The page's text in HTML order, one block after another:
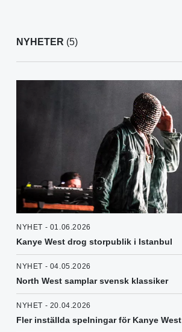
NYHETER (5)
NYHET - 01.06.2026
Kanye West drog storpublik i Istanbul
NYHET - 04.05.2026
North West samplar svensk klassiker
NYHET - 20.04.2026
Fler inställda spelningar för Kanye West